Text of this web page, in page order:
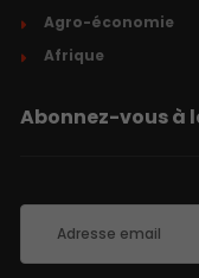
Agro-économie
Afrique
Abonnez-vous à